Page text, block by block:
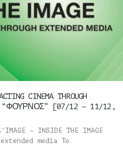
CINEMA THROUGH
“ΦΟΥΡΝΟΣ” [07/12 – 11/12,
– INSIDE THE IMAGE
media Το